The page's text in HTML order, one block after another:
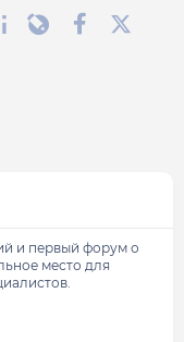
LiveinternetLivejournalFacebook
почта
и первый форум о
место для